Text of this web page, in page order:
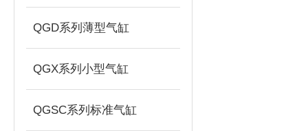
QGD系列薄型气缸
QGX系列小型气缸
QGSC系列标准气缸